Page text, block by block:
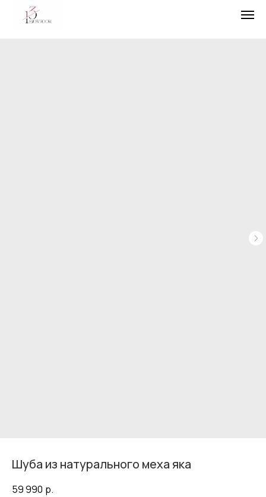
Шуба из натурального меха яка
59 990 р.